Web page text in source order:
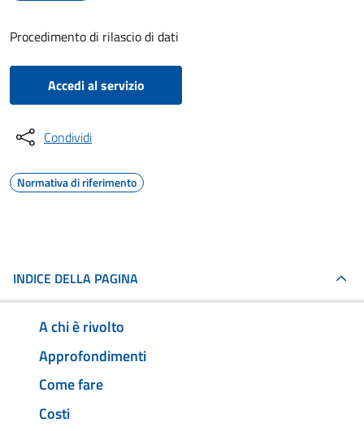
Procedimento di rilascio di dati
Accedi al servizio
Condividi
Normativa di riferimento
INDICE DELLA PAGINA
A chi è rivolto
Approfondimenti
Come fare
Costi